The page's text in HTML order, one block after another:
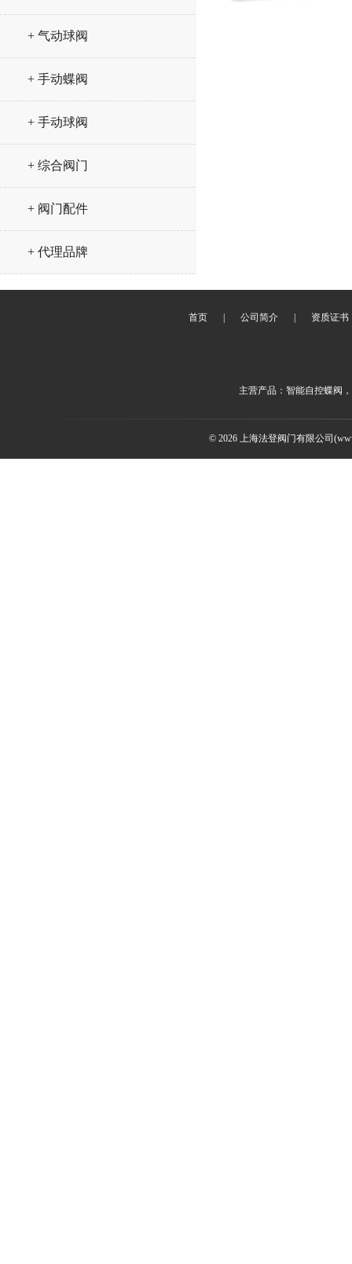
+ 气动球阀
+ 手动蝶阀
+ 手动球阀
+ 综合阀门
+ 阀门配件
+ 代理品牌
首页 公司简介 资质证书
主营产品：智能自控蝶阀
© 2026 上海法登阀门有限公司